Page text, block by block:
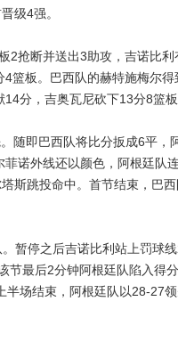
级4强。
抢断并送出3助攻，吉诺比利
篮板。巴西队的赫特施梅尔得
分，吉奥瓦尼砍下13分8篮板
即巴西队将比分扳成6平，
诺外线还以颜色，阿根廷队
斯跳投命中。首节结束，巴西
暂停之后吉诺比利站上罚球
最后2分钟阿根廷队陷入得分
半场结束，阿根廷队以28-27